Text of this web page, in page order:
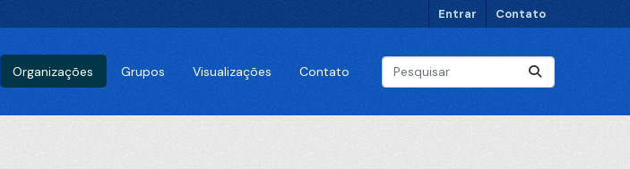
Entrar Contato
Organizações Grupos Visualizações Contato